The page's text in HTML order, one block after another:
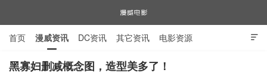

首页 漫威资讯 DC资讯 其它资讯 电影资源
电视剧资源 漫威图片
黑寡妇删减概念图，造型美多了！